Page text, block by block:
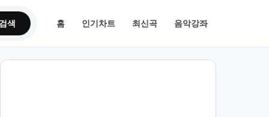
색 홈 인기차트 최신곡 음악강좌